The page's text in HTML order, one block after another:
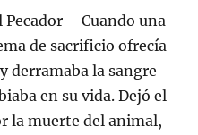
Pecador – Cuando una
de sacrificio ofrecía
derramaba la sangre
en su vida. Dejó el
la muerte del animal,